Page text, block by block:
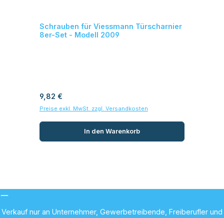
Schrauben für Viessmann Türscharnier
8er-Set - Modell 2009
Regulärer Preis:
9,82 €
Preise exkl. MwSt. zzgl. Versandkosten
In den Warenkorb
Verkauf nur an Unternehmer, Gewerbetreibende, Freiberufler und